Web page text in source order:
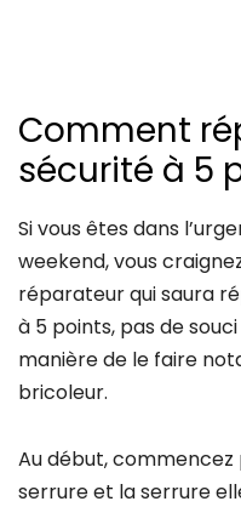
Comment
sécurité à 5
Si vous êtes dans
weekend, vous
réparateur qui saura
à 5 points, pas de
manière de le faire
bricoleur.
Au début,
serrure et la serrure